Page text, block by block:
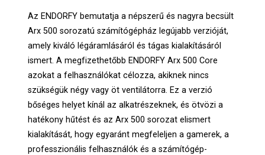
Az ENDORFY bemutatja a népszerű és nagyra becsült
Arx 500 sorozatú számítógépház legújabb verzióját,
amely kiváló légáramlásáról és tágas kialakításáról
ismert. A megfizethetőbb ENDORFY Arx 500 Core
azokat a felhasználókat célozza, akiknek nincs
szükségük négy vagy öt ventilátorra. Ez a verzió
bőséges helyet kínál az alkatrészeknek, és ötvözi a
hatékony hűtést és az Arx 500 sorozat elismert
kialakítását, hogy egyaránt megfeleljen a gamerek, a
professzionális felhasználók és a számítógép-